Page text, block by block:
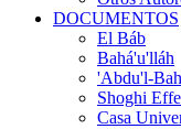
DOCUMENTOS
El Báb
Bahá'u'lláh
'Abdu'l-
Shoghi
Casa